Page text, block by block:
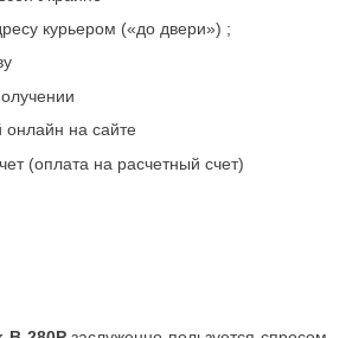
курьером («до двери») ;
онлайн на сайте
(оплата на расчетный счет)